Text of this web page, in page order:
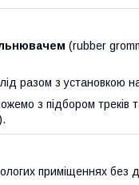
(rubber
разом з установкою
з підбором треків
приміщеннях без